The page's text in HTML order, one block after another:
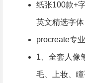
纸张100款+
英文精选字体
procreate专
1、全套人像
毛、上妆、